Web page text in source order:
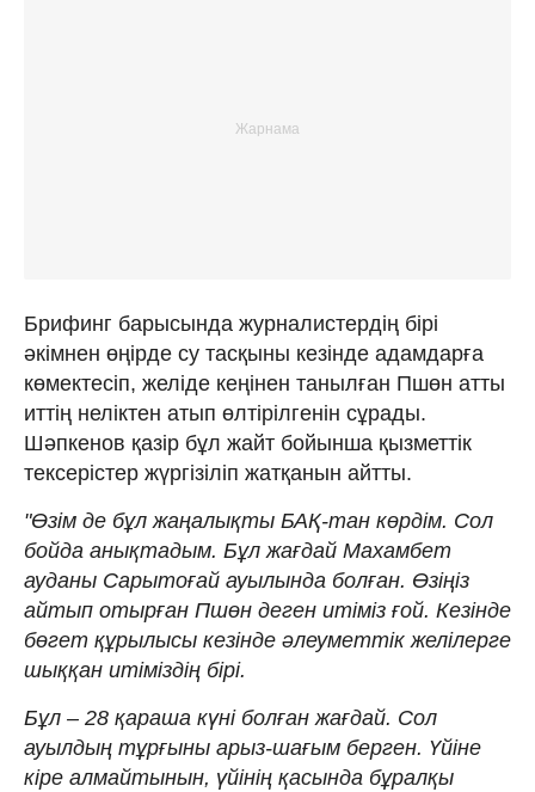
Брифинг барысында журналистердің бірі
әкімнен өңірде су тасқыны кезінде адамдарға
көмектесіп, желіде кеңінен танылған Пшөн атты
иттің неліктен атып өлтірілгенін сұрады.
Шәпкенов қазір бұл жайт бойынша қызметтік
тексерістер жүргізіліп жатқанын айтты.
"Өзім де бұл жаңалықты БАҚ-тан көрдім. Сол
бойда анықтадым. Бұл жағдай Махамбет
ауданы Сарытоғай ауылында болған. Өзіңіз
айтып отырған Пшөн деген итіміз ғой. Кезінде
бөгет құрылысы кезінде әлеуметтік желілерге
шыққан итіміздің бірі.
Бұл – 28 қараша күні болған жағдай. Сол
ауылдың тұрғыны арыз-шағым берген. Үйіне
кіре алмайтынын, үйінің қасында бұралқы